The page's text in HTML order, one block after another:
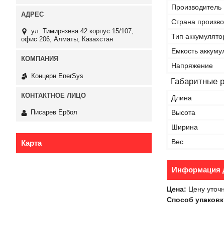
Производитель
Страна
Тип
Емкость
Напряжение
Габаритные
Длина
Высота
Ширина
Вес
Информация
Цена: Цену
Способ
ул. Тимирязева 42 корпус 15/107,
офис 206, Алматы, Казахстан
Концерн EnerSys
Писарев Ербол
Карта